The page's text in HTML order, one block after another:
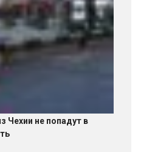
Чехии не попадут в